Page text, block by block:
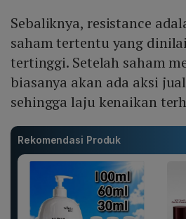
Sebaliknya, resistance
saham tertentu yang
tertinggi. Setelah saham
biasanya akan ada aksi
sehingga laju kenaikan
Rekomendasi Produk